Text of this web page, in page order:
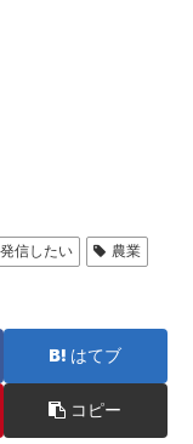
信したい
農業
はてブ
コピー